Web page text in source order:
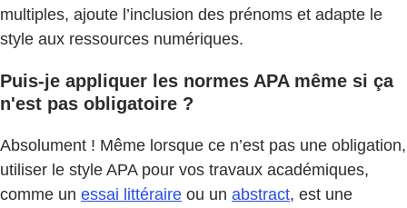
multiples, ajoute l’inclusion des prénoms et adapte le
style aux ressources numériques.
Puis-je appliquer les normes APA même si ça
n'est pas obligatoire ?
Absolument ! Même lorsque ce n’est pas une obligation,
utiliser le style APA pour vos travaux académiques,
comme un essai littéraire ou un abstract, est une